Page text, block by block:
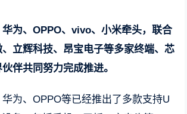
华为、OPPO、vivo、小米牵头，联合
立辉科技、昂宝电子等多家终端、芯
伴共同努力完成推进。
华为、OPPO等已经推出了多款支持U